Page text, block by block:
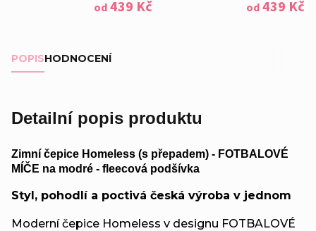
od439 Kč od439 Kč
POPISHODNOCENÍ
Detailní popis produktu
Zimní čepice Homeless (s přepadem) - FOTBALOVÉ
MÍČE na modré - fleecová podšívka
Styl, pohodlí a poctivá česká výroba v jednom
Moderní čepice Homeless v designu FOTBALOVÉ